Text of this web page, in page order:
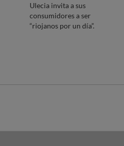
Ulecia invita a sus
consumidores a ser
“riojanos por un día”.